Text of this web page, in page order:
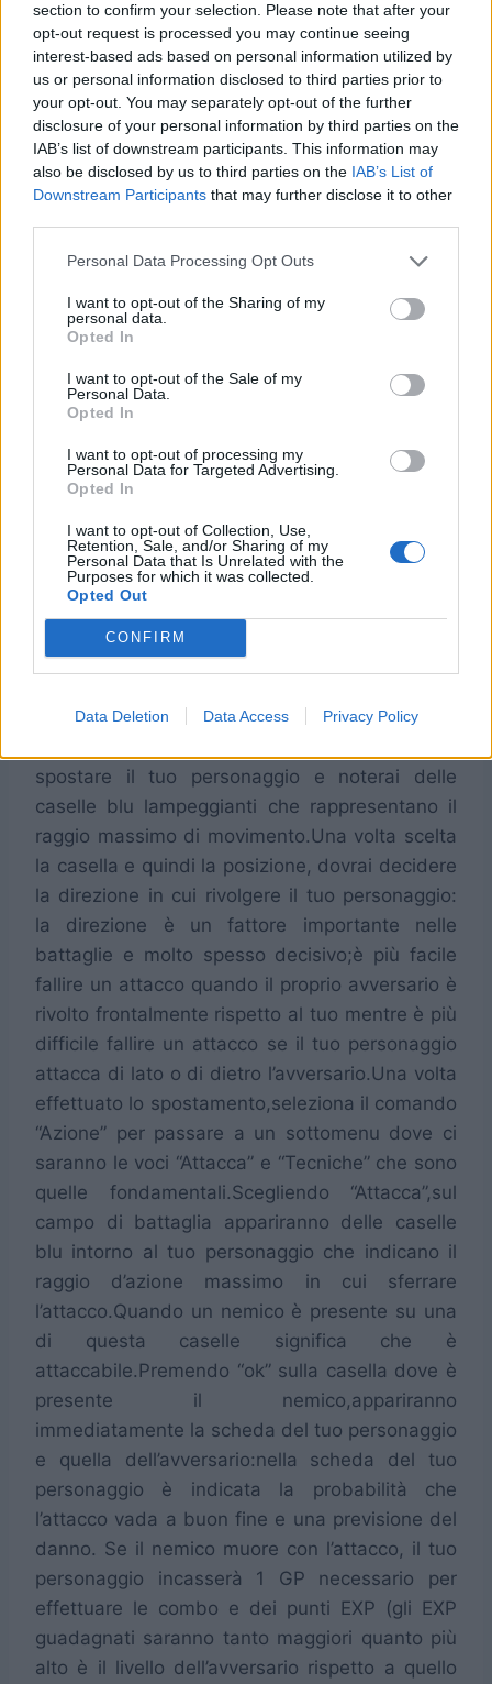
section to confirm your selection. Please note that after your
opt-out request is processed you may continue seeing
interest-based ads based on personal information utilized by
us or personal information disclosed to third parties prior to
your opt-out. You may separately opt-out of the further
disclosure of your personal information by third parties on the
IAB’s list of downstream participants. This information may
also be disclosed by us to third parties on the IAB’s List of
Downstream Participants that may further disclose it to other
Personal Data Processing Opt Outs
I want to opt-out of the Sharing of my
personal data.
Opted In
I want to opt-out of the Sale of my
Personal Data.
Opted In
I want to opt-out of processing my
Personal Data for Targeted Advertising.
Opted In
I want to opt-out of Collection, Use,
Retention, Sale, and/or Sharing of my
Personal Data that Is Unrelated with the
Purposes for which it was collected.
Opted Out
CONFIRM
Data Deletion Data Access Privacy Policy
dovrai ricominciare dall’ultimo salvataggio.Oltre
alla legge che non deve essere infranta,noterai
la presenza di un consiglio:se utilizzerai una
mossa consigliata dal giudice otterrai un GP.
Tornando alla voce Legal Carte del menu:
premendo “ok” su uno spazio vuoto,ti sarà
visualizzato il menu delle tue Legal carte dove
saranno presenti le carte da poter mettere in
divieto ovvero quelle del 1° gruppo, e le carte
gruppo;premendo “ok” su uno spazio vuoto e
scegliendo una carta del 1° gruppo,apparirà
una finestra di conferma per mettere in vigore
la legge nella battaglia che stai per
vigore per tutto lo scontro.Premendo “ok” su
una legge in vigore, potrai scegliere dal 2°
gruppo quella carta in grado di annullarne
l’effetto.
Movimenti e Azioni
schermo un menù delle varie azioni che potrai
spostare il tuo personaggio e noterai delle
caselle blu lampeggianti che rappresentano il
raggio massimo di movimento.Una volta scelta
la casella e quindi la posizione, dovrai decidere
la direzione in cui rivolgere il tuo personaggio:
la direzione è un fattore importante nelle
battaglie e molto spesso decisivo;è più facile
fallire un attacco quando il proprio avversario è
rivolto frontalmente rispetto al tuo mentre è più
difficile fallire un attacco se il tuo personaggio
attacca di lato o di dietro l’avversario.Una volta
effettuato lo spostamento,seleziona il comando
“Azione” per passare a un sottomenu dove ci
saranno le voci “Attacca” e “Tecniche” che sono
quelle fondamentali.Scegliendo “Attacca”,sul
campo di battaglia appariranno delle caselle
blu intorno al tuo personaggio che indicano il
raggio d’azione massimo in cui sferrare
l’attacco.Quando un nemico è presente su una
di questa caselle significa che è
attaccabile.Premendo “ok” sulla casella dove è
presente il nemico,appariranno
immediatamente la scheda del tuo personaggio
e quella dell’avversario:nella scheda del tuo
personaggio è indicata la probabilità che
l’attacco vada a buon fine e una previsione del
danno. Se il nemico muore con l’attacco, il tuo
personaggio incasserà 1 GP necessario per
effettuare le combo e dei punti EXP (gli EXP
guadagnati saranno tanto maggiori quanto più
alto è il livello dell’avversario rispetto a quello